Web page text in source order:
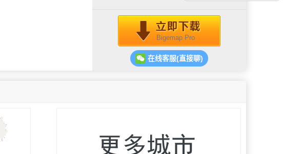
Bigemap Pro
在线客服(直接聊)